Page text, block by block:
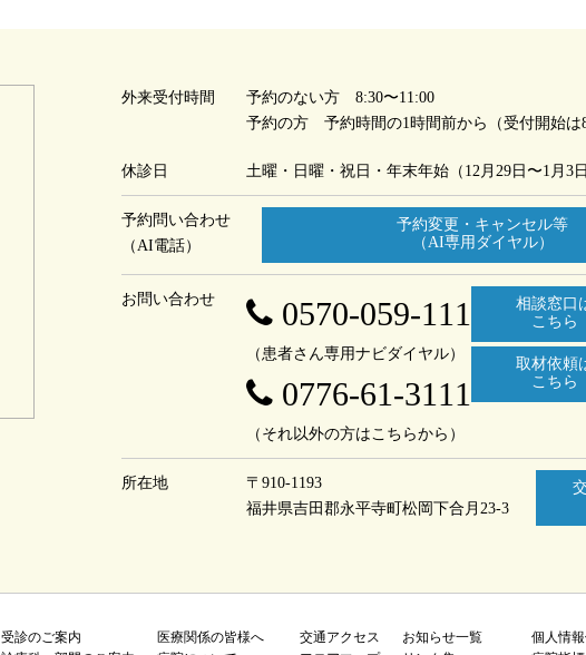
外来受付時間
予約のない方 8:30〜11:00
予約の方 予約時間の1時間前から（受付開始は
休診日 土曜・日曜・祝日・ 年末年始（12月29日〜1月3日
予約問い合わせ
（AI電話）
予約変更・キャンセル等
（AI専用ダイヤル）
お問い合わせ 0570-059-111
（患者さん専用ナビダイヤル）
0776-61-3111
（それ以外の方はこちらから）
相談窓口
こちら
取材依頼
こちら
所在地
〒910-1193
福井県吉田郡永平寺町 松岡下合月23-3
受診のご案内
医療関係の皆様へ
交通アクセス
お知らせ一覧
個人情